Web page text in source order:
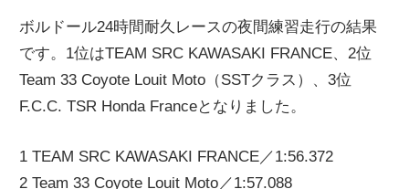
イ
ク
ボルドール24時間耐久レースの夜間練習走行の結果
です。1位はTEAM SRC KAWASAKI FRANCE、2位
Team 33 Coyote Louit Moto（SSTクラス）、3位
F.C.C. TSR Honda Franceとなりました。
1 TEAM SRC KAWASAKI FRANCE／1:56.372
2 Team 33 Coyote Louit Moto／1:57.088